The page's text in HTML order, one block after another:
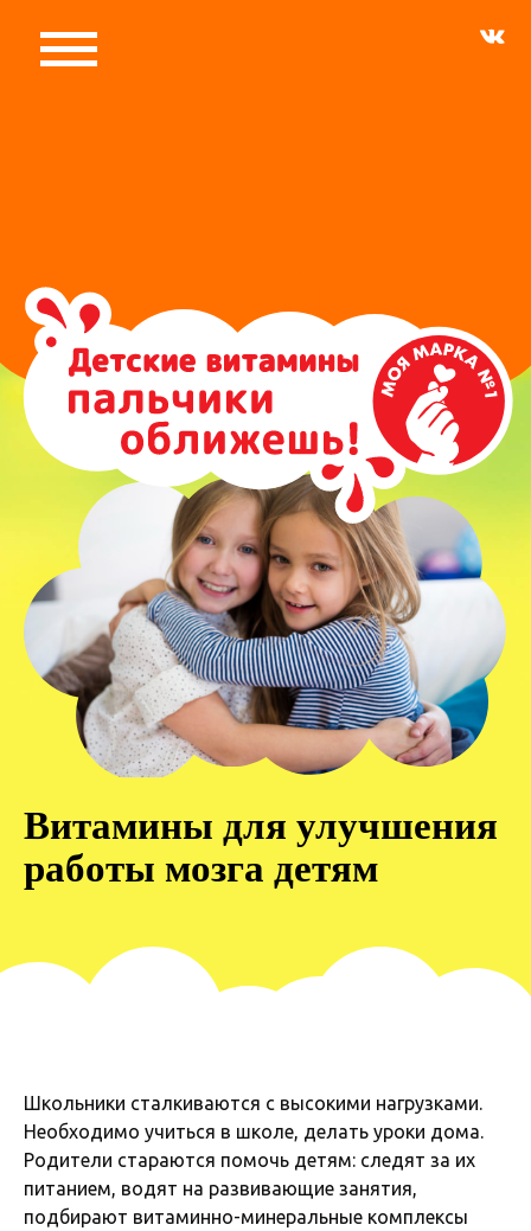
Витамины для улучшения
работы мозга детям
Школьники сталкиваются с высокими нагрузками.
Необходимо учиться в школе, делать уроки дома.
Родители стараются помочь детям: следят за их
питанием, водят на развивающие занятия,
подбирают витаминно-минеральные комплексы